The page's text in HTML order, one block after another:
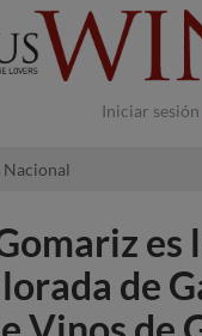
Iniciar sesión
Nacional
es
de